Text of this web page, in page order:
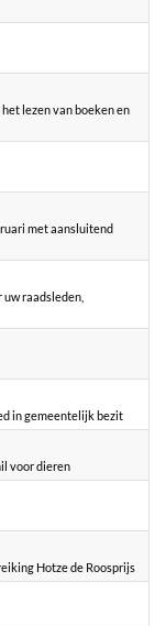
lezen van boeken en
met aansluitend
raadsleden,
in gemeentelijk bezit
voor dieren
Hotze de Roosprijs